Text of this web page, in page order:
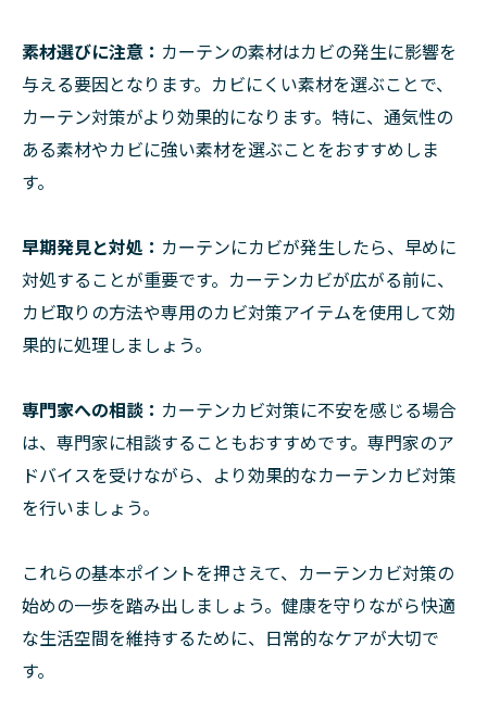
素材選びに注意： カーテンの素材はカビの発生に影響を
与える要因となります。カビにくい素材を選ぶことで、
カーテン対策がより効果的になります。特に、通気性の
ある素材やカビに強い素材を選ぶことをおすすめしま
す。
早期発見と対処： カーテンにカビが発生したら、早めに
対処することが重要です。カーテンカビが広がる前に、
カビ取りの方法や専用のカビ対策アイテムを使用して効
果的に処理しましょう。
専門家への相談： カーテンカビ対策に不安を感じる場合
は、専門家に相談することもおすすめです。専門家のア
ドバイスを受けながら、より効果的なカーテンカビ対策
を行いましょう。
これらの基本ポイントを押さえて、カーテンカビ対策の
始めの一歩を踏み出しましょう。健康を守りながら快適
な生活空間を維持するために、日常的なケアが大切で
す。